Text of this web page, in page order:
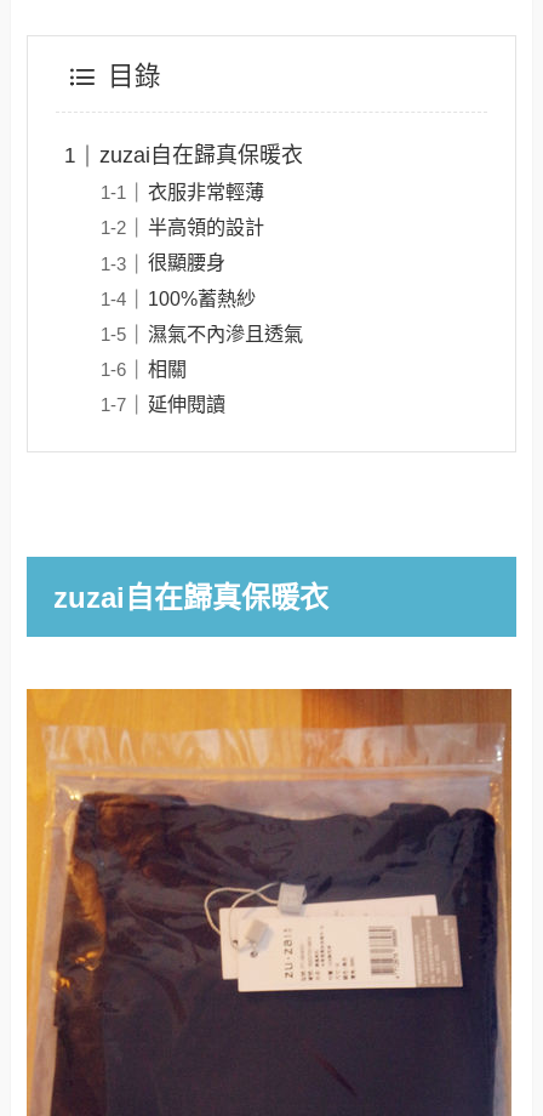
目錄
zuzai自在歸真保暖衣
衣服非常輕薄
半高領的設計
很顯腰身
100%蓄熱紗
濕氣不內滲且透氣
相關
延伸閱讀
zuzai自在歸真保暖衣